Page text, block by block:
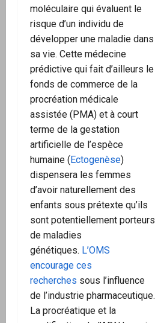
moléculaire qui évaluent le
risque d’un individu de
développer une maladie dans
sa vie. Cette médecine
prédictive qui fait d’ailleurs le
fonds de commerce de la
procréation médicale
assistée (PMA) et à court
terme de la gestation
artificielle de l’espèce
humaine (Ectogenèse)
dispensera les femmes
d’avoir naturellement des
enfants sous prétexte qu’ils
sont potentiellement porteurs
de maladies
génétiques. L’OMS
encourage ces
recherches sous l’influence
de l’industrie pharmaceutique.
La procréatique et la